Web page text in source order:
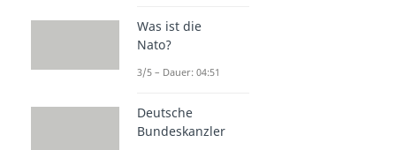
Was ist die
Nato?
3/5 – Dauer: 04:51
Deutsche
Bundeskanzler